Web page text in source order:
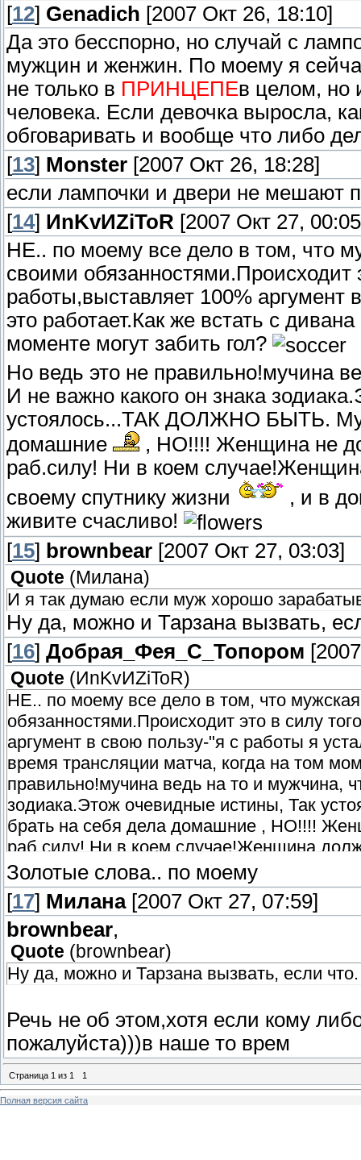
[12] Genadich [2007 Окт 26, 18:10]
Да это бесспорно, но случай с
мужцин и женжин. По моему я
не только в ПРИНЦЕПЕв целом, но
человека. Если девочка выросла,
обговаривать и вообще что либо
[13] Monster [2007 Окт 26, 18:28]
если лампочки и двери не мешают
[14] ИnKvИZiToR [2007 Окт 27,
НЕ.. по моему все дело в том, что
своими обязанностями.Происходит
работы,выставляет 100% аргумент
это работает.Как же встать с
моменте могут забить гол?
Но ведь это не правильно!мучина
И не важно какого он знака
устоялось...ТАК ДОЛЖНО БЫТЬ.
домашние
, НО!!!! Женщина не
раб.силу! Ни в коем
своему спутнику жизни
, и в
живите счасливо!
[15] brownbear [2007 Окт 27, 03:03]
Quote (Милана)
И я так думаю если муж хорошо
Ну да, можно и Тарзана вызвать,
[16] Добрая_Фея_С_Топором
Quote (ИnKvИZiToR)
НЕ.. по моему все дело в том, что
обязанностями.Происходит это в силу
аргумент в свою пользу-"я с работы я
время трансляции матча, когда на том
правильно!мучина ведь на то и мужчина,
зодиака.Этож очевидные истины, Так
брать на себя дела домашние , НО!!!!
раб.силу! Ни в коем случае!Женщина
спутнику жизни , и в доме тогда будет
Золотые слова.. по моему
[17] Милана[2007 Окт 27, 07:59]
brownbear,
Quote (brownbear)
Ну да, можно и Тарзана вызвать, если что.
Речь не об этом,хотя если кому
пожалуйста)))в наше то врем
Страница 1 из 1 1
Полная версия сайта